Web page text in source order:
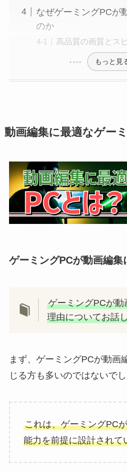
なぜゲーミングPCが
のか
高品質の画質とス
もっと見
動画編集に最適なゲー
ゲーミングPCが動画編集
ゲーミングPCが
理由についてお話
まず、ゲーミングPCが動画
じる方も多いのではないでし
これは、ゲーミングPC
能力を前提に設計されて